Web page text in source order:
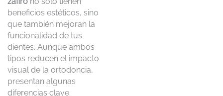
beneficios estéticos, sino
que también mejoran la
funcionalidad de tus
dientes. Aunque ambos
tipos reducen el impacto
visual de la ortodoncia,
presentan algunas
diferencias clave.